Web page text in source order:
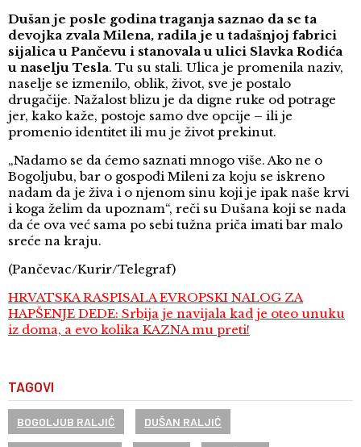
Dušan je posle godina traganja saznao da se ta
devojka zvala Milena, radila je u tadašnjoj fabrici
sijalica u Pančevu i stanovala u ulici Slavka Rodića
u naselju Tesla. Tu su stali. Ulica je promenila naziv,
naselje se izmenilo, oblik, život, sve je postalo
drugačije. Nažalost blizu je da digne ruke od potrage
jer, kako kaže, postoje samo dve opcije – ili je
promenio identitet ili mu je život prekinut.
„Nadamo se da ćemo saznati mnogo više. Ako ne o
Bogoljubu, bar o gospođi Mileni za koju se iskreno
nadam da je živa i o njenom sinu koji je ipak naše krvi
i koga želim da upoznam“, reči su Dušana koji se nada
da će ova već sama po sebi tužna priča imati bar malo
sreće na kraju.
(Pančevac/Kurir/Telegraf)
HRVATSKA RASPISALA EVROPSKI NALOG ZA
HAPŠENJE DEDE: Srbija je navijala kad je oteo unuku
iz doma, a evo kolika KAZNA mu preti!
TAGOVI
BOGOLJUB RALJIĆ DUŠAN RALJIĆ